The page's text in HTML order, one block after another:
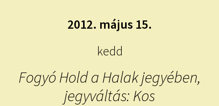
2012. május 15.
kedd
Fogyó Hold a Halak jegyében,
jegyváltás: Kos